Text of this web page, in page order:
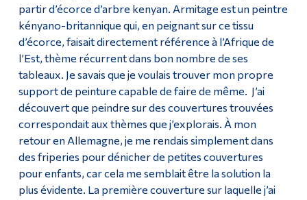
partir d’écorce d’arbre kenyan. Armitage est un peintre
kényano-britannique qui, en peignant sur ce tissu
d’écorce, faisait directement référence à l’Afrique de
l’Est, thème récurrent dans bon nombre de ses
tableaux. Je savais que je voulais trouver mon propre
support de peinture capable de faire de même. J’ai
découvert que peindre sur des couvertures trouvées
correspondait aux thèmes que j’explorais. À mon
retour en Allemagne, je me rendais simplement dans
des friperies pour dénicher de petites couvertures
pour enfants, car cela me semblait être la solution la
plus évidente. La première couverture sur laquelle j’ai